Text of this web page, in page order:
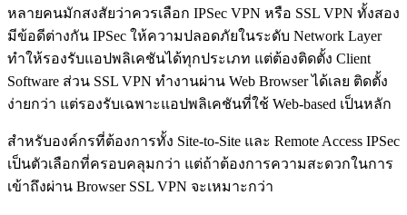
หลายคนมักสงสัยว่าควรเลือก IPSec VPN หรือ SSL VPN ทั้งสอง
มีข้อดีต่างกัน IPSec ให้ความปลอดภัยในระดับ Network Layer
ทำให้รองรับแอปพลิเคชันได้ทุกประเภท แต่ต้องติดตั้ง Client
Software ส่วน SSL VPN ทำงานผ่าน Web Browser ได้เลย ติดตั้ง
ง่ายกว่า แต่รองรับเฉพาะแอปพลิเคชันที่ใช้ Web-based เป็นหลัก
สำหรับองค์กรที่ต้องการทั้ง Site-to-Site และ Remote Access IPSec
เป็นตัวเลือกที่ครอบคลุมกว่า แต่ถ้าต้องการความสะดวกในการ
เข้าถึงผ่าน Browser SSL VPN จะเหมาะกว่า